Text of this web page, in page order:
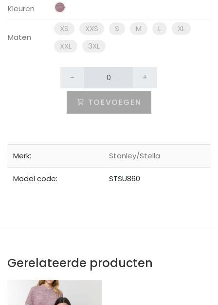
Kleuren
Maten
XS XXS S M L
XL
XXL
3XL
- +
TOEVOEGEN
Merk: Stanley/Stella
Model code: STSU860
Gerelateerde producten